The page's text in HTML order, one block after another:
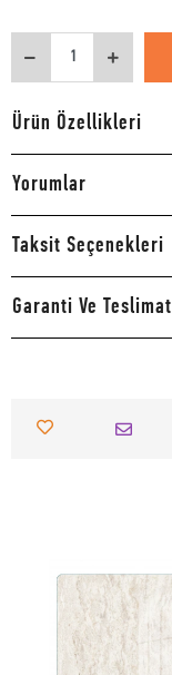
Ürün Özellikleri
Yorumlar
Taksit Seçenekleri
Garanti Ve Teslimat